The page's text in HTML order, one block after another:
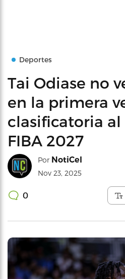
Deportes
Tai Odiase no
en la primera
clasificatoria
FIBA 2027
Por NotiCel
Nov 23, 2025
0